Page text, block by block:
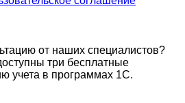
от наших специалистов?
три бесплатные
учета в программах 1С.